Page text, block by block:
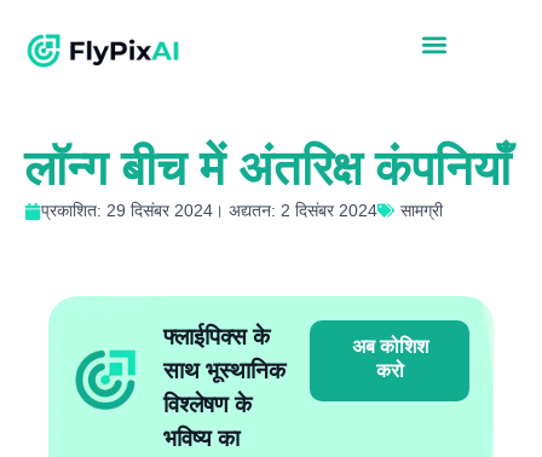
लॉन्ग बीच में अंतरिक्ष कंपनियाँ
प्रकाशित: 29 दिसंबर 2024। अद्यतन: 2 दिसंबर 2024 सामग्री
फ्लाईपिक्स के
साथ भूस्थानिक
विश्लेषण के
भविष्य का
अब कोशिश
करो